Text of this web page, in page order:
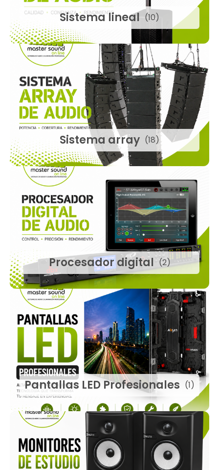
Sistema lineal (10)
Sistema array (18)
Procesador digital (2)
Pantallas LED Profesionales (1)